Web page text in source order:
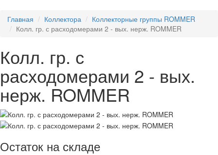
Главная Коллектора
Коллекторные группы ROMMER
Колл. гр. с расходомерами 2 - вых. нерж. ROMMER
Колл. гр. с
расходомерами 2 - вых.
нерж. ROMMER
Остаток на складе